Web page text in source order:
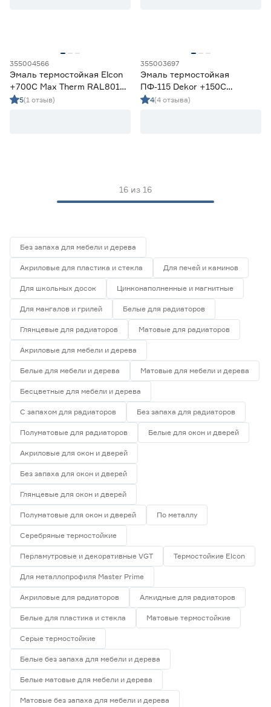
355004566
Эмаль термостойкая Elcon
+700C Max Therm RAL8019
темный шоколад 0,4 кг
5(1 отзыв)
355003697
Эмаль термостойкая
ПФ‑115 Dekor +150C
серебряная 0,8 кг
4(4 отзыва)
16 из 16
Без запаха для мебели и дерева
Акриловые для пластика и стекла Для печей и каминов
Для школьных досок Цинконаполненные и магнитные
Для мангалов и грилей Белые для радиаторов
Глянцевые для радиаторов Матовые для радиаторов
Акриловые для мебели и дерева
Белые для мебели и дерева Матовые для мебели и дерева
Бесцветные для мебели и дерева
С запахом для радиаторов Без запаха для радиаторов
Полуматовые для радиаторов Белые для окон и дверей
Акриловые для окон и дверей
Без запаха для окон и дверей
Глянцевые для окон и дверей
Полуматовые для окон и дверей По металлу
Серебряные термостойкие
Перламутровые и декоративные VGT Термостойкие Elcon
Для металлопрофиля Master Prime
Акриловые для радиаторов Алкидные для радиаторов
Белые для пластика и стекла Матовые термостойкие
Серые термостойкие
Белые без запаха для мебели и дерева
Белые матовые для мебели и дерева
Матовые без запаха для мебели и дерева